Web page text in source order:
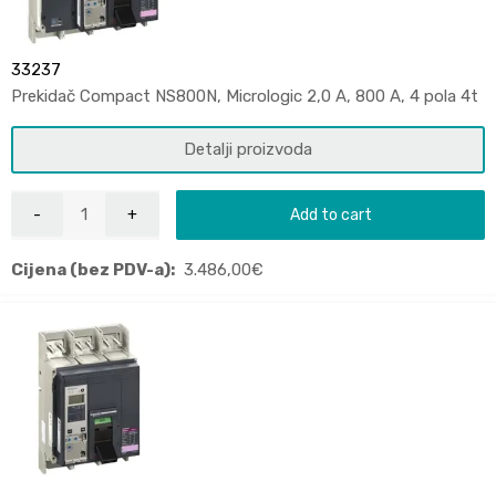
33237
Prekidač Compact NS800N, Micrologic 2,0 A, 800 A, 4 pola 4t
Detalji proizvoda
Add to cart
Cijena (bez PDV-a): 3.486,00€